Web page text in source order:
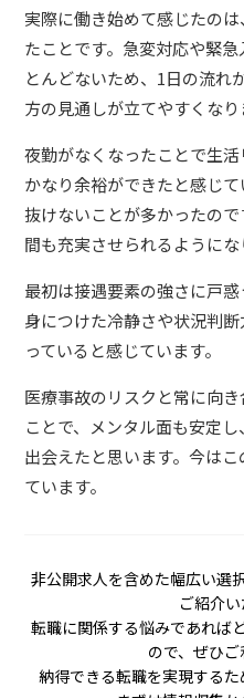
実際に働き始めて感じたの
たことです。急変対応や緊
とんどないため、1日の流れ
方の見通しが立てやすくなり
夜勤がなくなったことで生
かなり余裕ができたと感じ
抜けないことが多かったの
間も充実させられるようにな
最初は接遇要素の強さに戸
身につけた冷静さや状況判
っていると感じています。
医療事故のリスクと常に向
ことで、メンタル面も安定
出会えたと思います。今は
ています。
非公開求人を含めた幅広い選
ご紹介い
転職に関係する悩みであれば
ので、ぜひご
納得できる転職を実現するた